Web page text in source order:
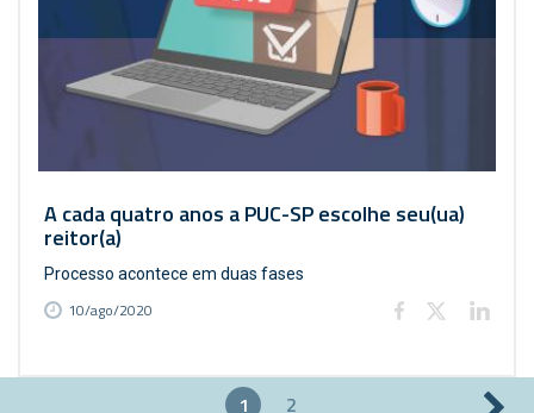
A cada quatro anos a PUC-SP escolhe seu(ua)
reitor(a)
Processo acontece em duas fases
10/ago/2020
1 2